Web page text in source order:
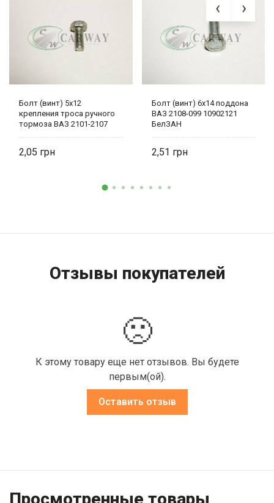
Болт (винт) 5х12
крепления троса ручного
тормоза ВАЗ 2101-2107
2,05
Болт (винт) 6х14 поддона
ВАЗ 2108-099 10902121
БелЗАН
2,51
Отзывы покупателей
🙁
К этому товару еще нет отзывов. Вы будете
первым(ой).
Оставить отзыв